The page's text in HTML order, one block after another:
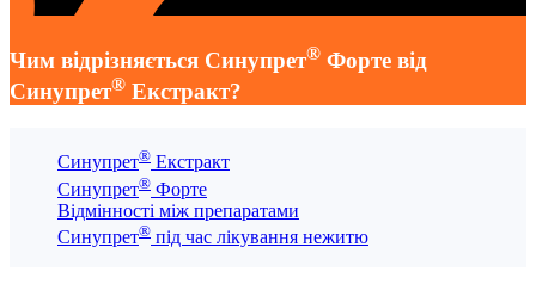
Чим відрізняється Синупрет® Форте від
Синупрет® Екстракт?
Синупрет® Екстракт
Синупрет® Форте
Відмінності між препаратами
Синупрет® під час лікування нежитю